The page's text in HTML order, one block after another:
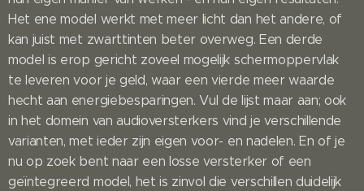
Het ene model werkt met meer licht dan het andere, of
kan juist met zwarttinten beter overweg. Een derde
model is erop gericht zoveel mogelijk schermoppervlak
te leveren voor je geld, waar een vierde meer waarde
hecht aan energiebesparingen. Vul de lijst maar aan; ook
in het domein van audioversterkers vind je verschillende
varianten, met ieder zijn eigen voor- en nadelen. En of je
nu op zoek bent naar een losse versterker of een
geïntegreerd model, het is zinvol die verschillen duidelijk